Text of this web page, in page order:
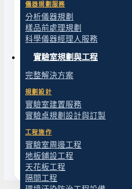
儀器規劃服務
分析儀器規劃
樣品前處理規劃
科學儀器經理人服務
實驗室規劃與工程
完整解決方案
規劃設計
實驗室建置服務
實驗桌規劃設計與訂製
工程施作
實驗室周邊工程
地板鋪設工程
天花板工程
隔間工程
同系列相鄰型號
系統搭配與相關資源
耐腐蝕真空幫浦選購總覽
環境汙染防治工程設備
實驗室建置完整解決方案
科學儀器經理人